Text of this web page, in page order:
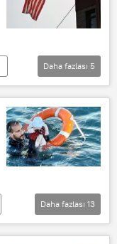
Daha fazlası 5
Daha fazlası 13